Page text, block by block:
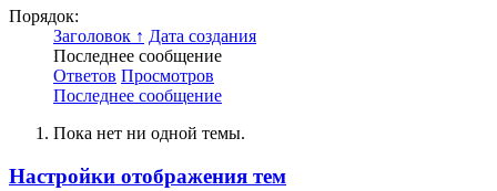
Порядок:
Заголовок ↑ Дата создания
Последнее сообщение
Ответов Просмотров
Последнее сообщение
Пока нет ни одной темы.
Настройки отображения тем